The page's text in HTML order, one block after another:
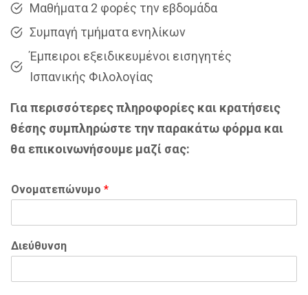
Μαθήματα 2 φορές την εβδομάδα
Συμπαγή τμήματα ενηλίκων
Έμπειροι εξειδικευμένοι εισηγητές
Ισπανικής Φιλολογίας
Για περισσότερες πληροφορίες και κρατήσεις
θέσης συμπληρώστε την παρακάτω φόρμα και
θα επικοινωνήσουμε μαζί σας:
Ονοματεπώνυμο *
Διεύθυνση